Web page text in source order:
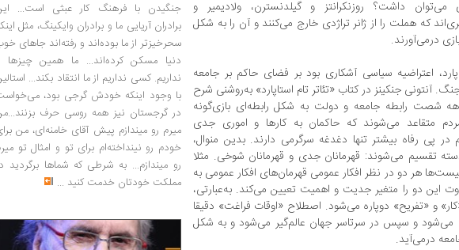
داشت؟ روزنکرانتز و گیلدنسترن، ولادیمیر و
که هملت را از ژانر تراژدی خارج می‌کنند و آن را به شکل
درمی‌آورند.
اعتراضیه سیاسی آشکاری بود بر فضای حاکم بر جامعه
آنتونی جنکینز در کتاب «تئاتر تام استاپارد» به‌روشنی شرح
شصت رابطه جامعه و دولت به شکل رابطه‌ای بازی‌گونه
متقاعد می‌شوند که حاکمان به کارها و اموری جدی
پی رفاه بیشتر تنها دغدغه سرگرمی دارند. بدین منوال،
تقسیم می‌شوند: قهرمانان جدی و قهرمانان شوخی. مثلا
هر دو در نظر افکار عمومی قهرمان‌های افکار عمومی به
این دو را متغیر جدیت و اهمیت تعیین می‌کند. به‌عبارتی،
و «تفریح» دوپاره می‌شود. اصطلاح «اوقات فراغت» دقیقا
می‌شود و سپس در سرتاسر جهان عالم‌گیر می‌شود و به شکل
درمی‌آید.
جنگیدن با فرهنگ کار عبثی است...
برادران آریایی ما و برادران وایکینگ، مثل
سحرخیزتر از ما بوده‌اند و رفته‌اند جاهای
دنیا مسکن کرده‌اند... ما همین چیزها
نداریم. کسی نداریم از ما انتقاد بکند...
با وجود اینکه خودش گرجی بود،
در گرجستان نیز همه روسی حرف
میرم رو میندازم پیش آقای خامنه‌ای، من
خودم رو نینداخته‌ام برای تو و امثال تو
رو میندازم... به شرطی که شماها برگردید
مملکت خودتان خدمت کنید ...